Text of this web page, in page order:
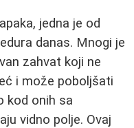
jedna je od
danas. Mnogi je
zahvat koji ne
i može poboljšati
kod onih sa
vidno polje. Ovaj